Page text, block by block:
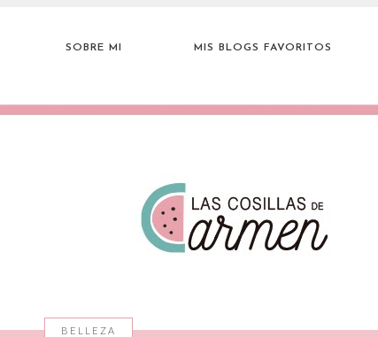
SOBRE MI MIS BLOGS FAVORITOS
BELLEZA